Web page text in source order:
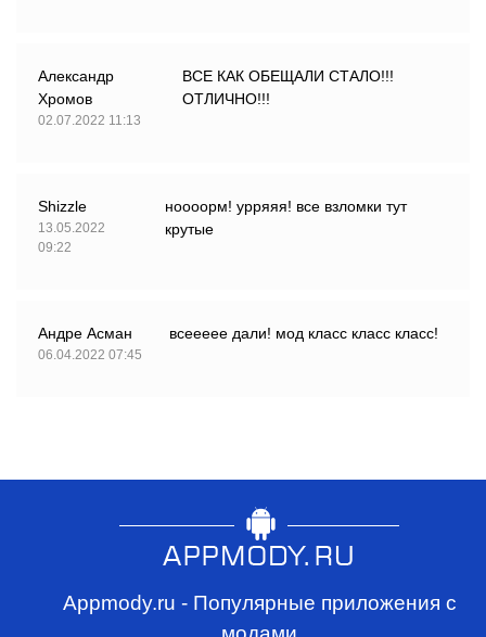
Александр
Хромов
02.07.2022 11:13
ВСЕ КАК ОБЕЩАЛИ СТАЛО!!!
ОТЛИЧНО!!!
Shizzle
13.05.2022
09:22
ноооорм! урряяя! все взломки тут
крутые
Андре Асман
06.04.2022 07:45
всеееее дали! мод класс класс класс!
Appmody.ru - Популярные приложения с